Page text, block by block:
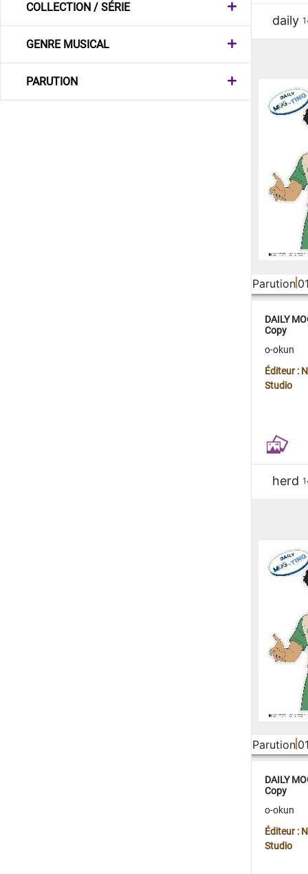
COLLECTION / SÉRIE
GENRE MUSICAL
PARUTION
daily
Parution
DAILY
Copy
o-okun
Éditeur :
Studio
herd
Parution
DAILY
Copy
o-okun
Éditeur :
Studio